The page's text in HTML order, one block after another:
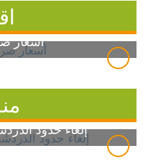
أسعار
إلغاء حدود